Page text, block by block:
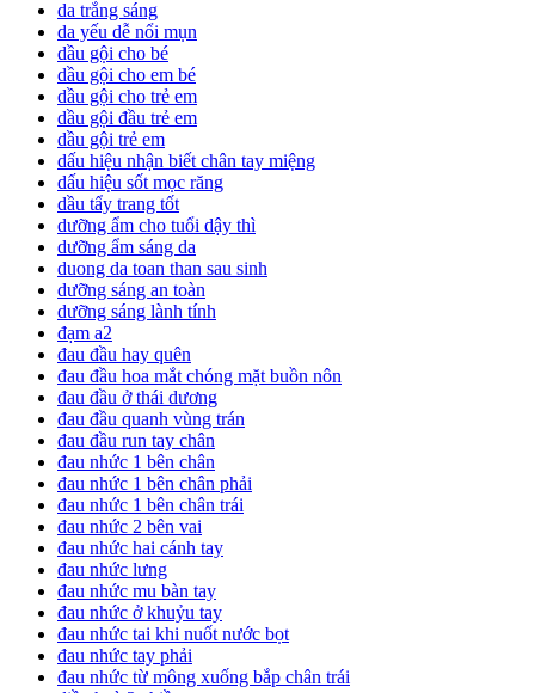
da trắng sáng
da yếu dễ nổi mụn
dầu gội cho bé
dầu gội cho em bé
dầu gội cho trẻ em
dầu gội đầu trẻ em
dầu gội trẻ em
dấu hiệu nhận biết chân tay miệng
dấu hiệu sốt mọc răng
dầu tẩy trang tốt
dưỡng ẩm cho tuổi dậy thì
dưỡng ẩm sáng da
duong da toan than sau sinh
dưỡng sáng an toàn
dưỡng sáng lành tính
đạm a2
đau đầu hay quên
đau đầu hoa mắt chóng mặt buồn nôn
đau đầu ở thái dương
đau đầu quanh vùng trán
đau đầu run tay chân
đau nhức 1 bên chân
đau nhức 1 bên chân phải
đau nhức 1 bên chân trái
đau nhức 2 bên vai
đau nhức hai cánh tay
đau nhức lưng
đau nhức mu bàn tay
đau nhức ở khuỷu tay
đau nhức tai khi nuốt nước bọt
đau nhức tay phải
đau nhức từ mông xuống bắp chân trái